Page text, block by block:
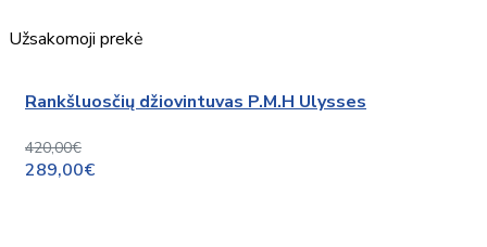
Užsakomoji prekė
Rankšluosčių džiovintuvas P.M.H Ulysses
420,00€
289,00€